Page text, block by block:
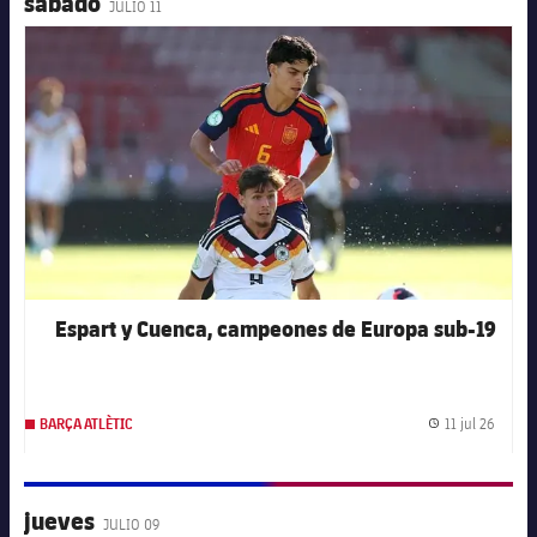
JULIO 11
FC Barcelona club badge
Espart y Cuenca, campeones de Europa sub-19
BARÇA ATLÈTIC Fecha
11 jul 26
jueves JULIO 09